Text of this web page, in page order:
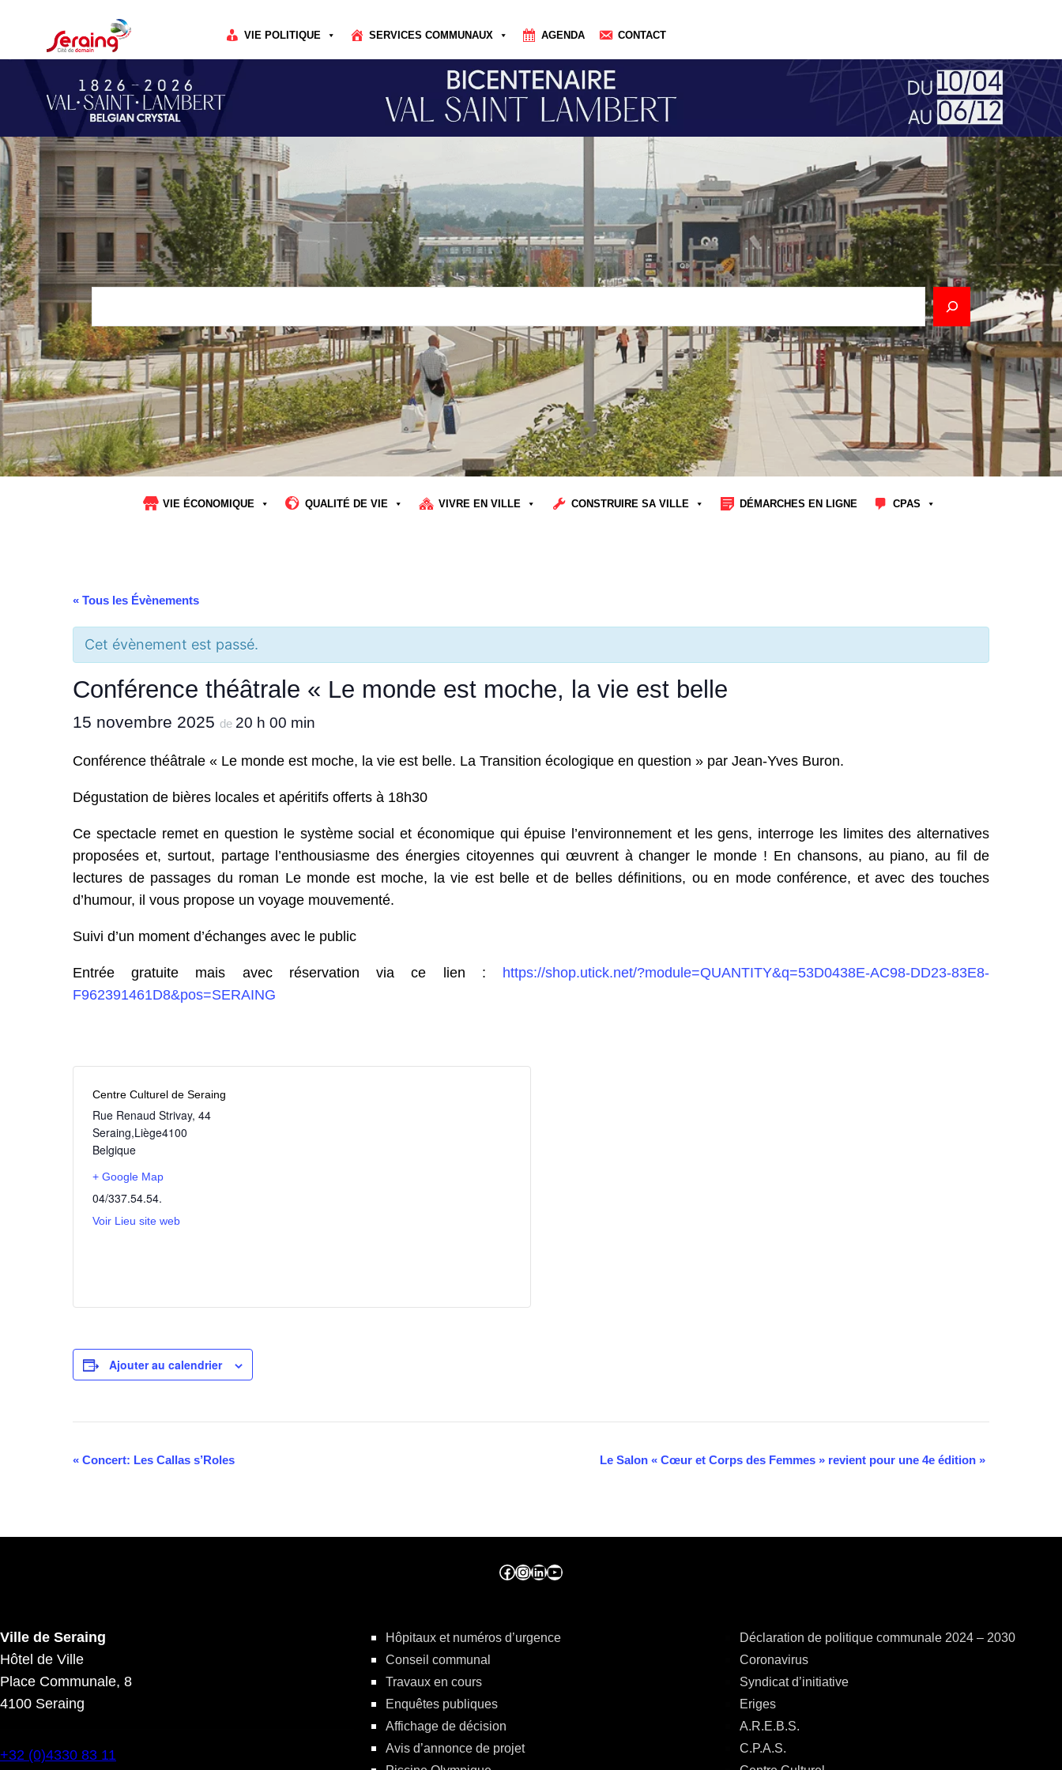
VIE POLITIQUE SERVICES COMMUNAUX AGENDA CONTACT
Rechercher
VIE ÉCONOMIQUE QUALITÉ DE VIE VIVRE EN VILLE CONSTRUIRE SA VILLE DÉMARCHES EN LIGNE CPAS
« Tous les Évènements
Cet évènement est passé.
Conférence théâtrale « Le monde est moche, la vie est belle
15 novembre 2025 de 20 h 00 min
Conférence théâtrale « Le monde est moche, la vie est belle. La Transition écologique en question » par Jean-Yves Buron.
Dégustation de bières locales et apéritifs offerts à 18h30
Ce spectacle remet en question le système social et économique qui épuise l’environnement et les gens, interroge les limites des alternatives
proposées et, surtout, partage l’enthousiasme des énergies citoyennes qui œuvrent à changer le monde ! En chansons, au piano, au fil de
lectures de passages du roman Le monde est moche, la vie est belle et de belles définitions, ou en mode conférence, et avec des touches
d’humour, il vous propose un voyage mouvementé.
Suivi d’un moment d’échanges avec le public
Entrée gratuite mais avec réservation via ce lien : https://shop.utick.net/?module=QUANTITY&q=53D0438E-AC98-DD23-83E8-
F962391461D8&pos=SERAING
Centre Culturel de Seraing
Rue Renaud Strivay, 44
Seraing,Liège4100
Belgique
+ Google Map
04/337.54.54.
Voir Lieu site web
Ajouter au calendrier
Navigation
« Concert: Les Callas s’Roles Le Salon « Cœur et Corps des Femmes » revient pour une 4e édition »
Facebook ville de seraing Instragram ville de seraing linkedin – ville de seraing YouTube
Ville de Seraing
Hôtel de Ville
Place Communale, 8
4100 Seraing
+32 (0)4330 83 11
Hôpitaux et numéros d’urgence
Conseil communal
Travaux en cours
Enquêtes publiques
Affichage de décision
Avis d’annonce de projet
Déclaration de politique communale 2024 – 2030
Coronavirus
Syndicat d’initiative
Eriges
A.R.E.B.S.
C.P.A.S.